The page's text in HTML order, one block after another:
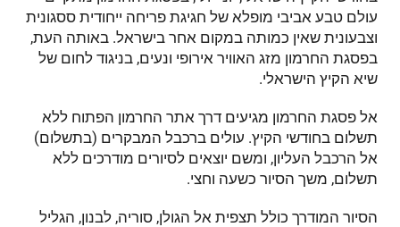
עולם טבע אביבי מופלא של חגיגת פריחה ייחודית ססגונית
וצבעונית שאין כמותה במקום אחר בישראל. באותה העת,
בפסגת החרמון מזג האוויר אירופי ונעים, בניגוד לחום של
שיא הקיץ הישראלי.
אל פסגת החרמון מגיעים דרך אתר החרמון הפתוח ללא
תשלום בחודשי הקיץ. עולים ברכבל המבקרים (בתשלום)
אל הרכבל העליון, ומשם יוצאים לסיורים מודרכים ללא
תשלום, משך הסיור כשעה וחצי.
הסיור המודרך כולל תצפית אל הגולן, סוריה, לבנון, הגליל